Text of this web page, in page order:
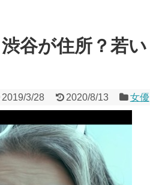
谷が住所？若い
2019/3/28 2020/8/13 女優